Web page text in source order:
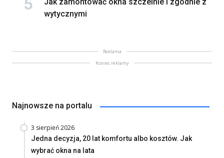
wytycznymi
Reklama
Koniec reklamy
Najnowsze na portalu
3 sierpień 2026
Jedna decyzja, 20 lat komfortu albo kosztów. Jak
wybrać okna na lata